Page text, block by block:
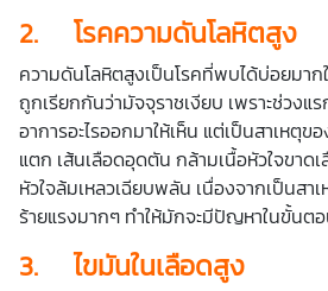
2. โรคความดันโลหิตสูง
ความดันโลหิตสูงเป็นโรคที่พบได้บ่อยมา
ถูกเรียกกันว่ามัจจุราชเงียบ เพราะช่วงแ
อาการอะไรออกมาให้เห็น แต่เป็นสาเหตุข
แตก เส้นเลือดอุดตัน กล้ามเนื้อหัวใจขา
หัวใจล้มเหลวเฉียบพลัน เนื่องจากเป็นส
ร้ายแรงมากๆ ทำให้มักจะมีปัญหาในขั้นต
3. ไขมันในเลือดสูง